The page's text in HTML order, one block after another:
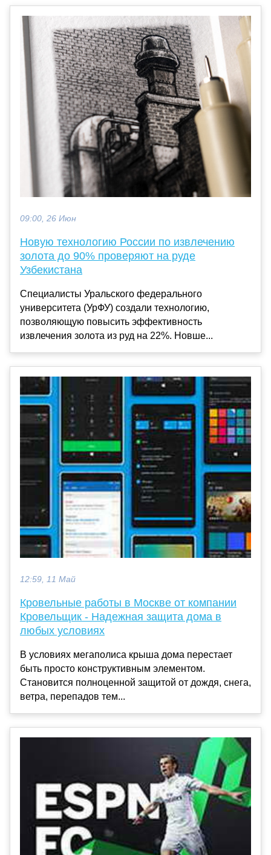
09:00, 26 Июн
Новую технологию России по извлечению
золота до 90% проверяют на руде
Узбекистана
Специалисты Уральского федерального
университета (УрФУ) создали технологию,
позволяющую повысить эффективность
извлечения золота из руд на 22%. Новше...
12:59, 11 Май
Кровельные работы в Москве от компании
Кровельщик - Надежная защита дома в
любых условиях
В условиях мегаполиса крыша дома перестает
быть просто конструктивным элементом.
Становится полноценной защитой от дождя, снега,
ветра, перепадов тем...